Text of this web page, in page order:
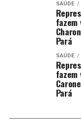
Para fechar a
“Vai ter
tom
melhor”.
SAÚDE
Pará
SAÚDE
Pará